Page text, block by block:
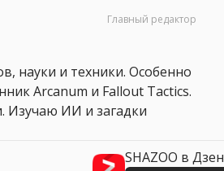
Главный редактор
науки и техники. Особенно
Arcanum и Fallout Tactics.
Изучаю ИИ и загадки
SHAZOO в Дзен